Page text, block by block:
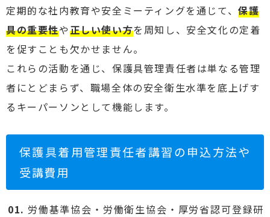
定期的な社内教育や安全ミーティングを通じて、保護
具の重要性や正しい使い方を周知し、安全文化の定着
を促すことも欠かせません。
これらの活動を通じ、保護具管理責任者は単なる管理
者にとどまらず、職場全体の安全衛生水準を底上げす
るキーパーソンとして機能します。
保護具着用管理責任者講習の申込方法や
受講費用
労働基準協会・労働衛生協会・厚労省認可登録研